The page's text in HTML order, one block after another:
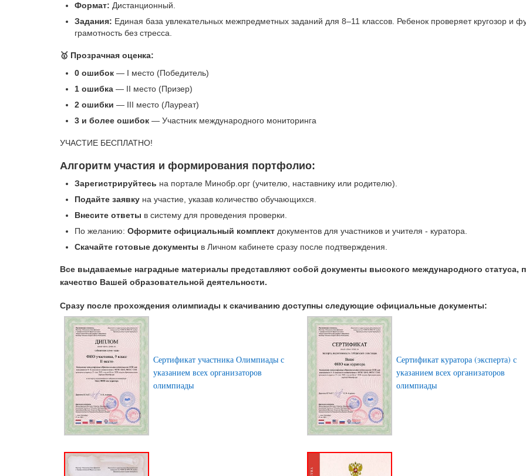
Формат: Дистанционный.
Задания: Единая база увлекательных межпредметных заданий для 8–11 классов. Ребенок проверяет кругозор и
грамотность без стресса.
🥇 Прозрачная оценка:
0 ошибок— I место (Победитель)
1 ошибка— II место (Призер)
2 ошибки — III место (Лауреат)
3 и более ошибок— Участник международного мониторинга
УЧАСТИЕ БЕСПЛАТНО!
Алгоритм участия и формирования портфолио:
Зарегистрируйтесь на портале Минобр.орг (учителю, наставнику или родителю).
Подайте заявкуна участие, указав количество обучающихся.
Внесите ответы в систему для проведения проверки.
По желанию: Оформите официальный комплектдокументов для участников и учителя - куратора.
Скачайте готовые документы в Личном кабинете сразу после подтверждения.
Все выдаваемые наградные материалы представляют собой документы высокого международного статуса,
качество Вашей образовательной деятельности.
Сразу после прохождения олимпиады к скачиванию доступны следующие официальные документы:
Сертификат участника Олимпиады с
указанием всех организаторов
олимпиады
Сертификат куратора (эксперта) с
указанием всех организаторов
олимпиады